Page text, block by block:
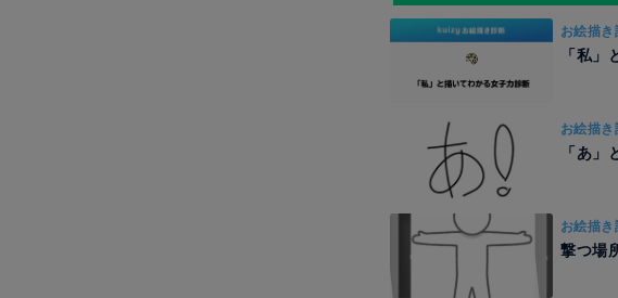
お絵描き
「私
お絵描き
「あ
お絵描き
撃つ場